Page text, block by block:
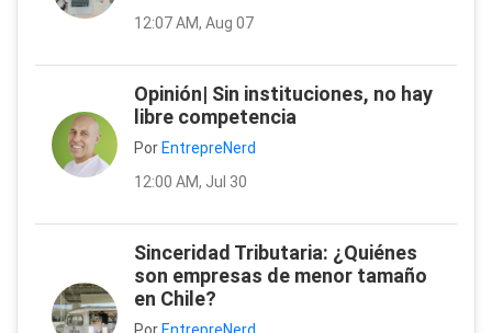
12:07 AM, Aug 07
Opinión| Sin instituciones, no hay
libre competencia
Por EntrepreNerd
12:00 AM, Jul 30
Sinceridad Tributaria: ¿Quiénes
son empresas de menor tamaño
en Chile?